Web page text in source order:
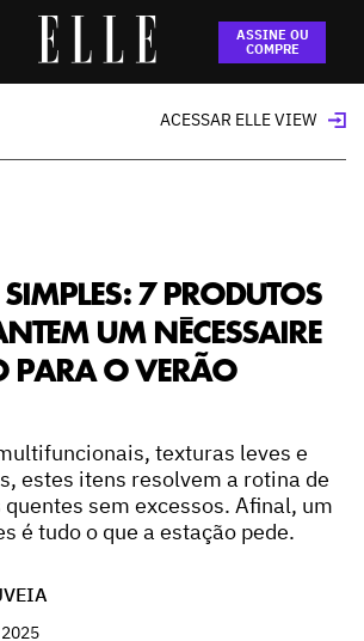
ASSINE OU
COMPRE
simples: 7 produtos que garantem
para o verão
ACESSAR ELLE VIEW
7 PRODUTOS
UM NÉCESSAIRE
PARA O VERÃO
texturas leves e
estes itens resolvem a rotina de
quentes sem excessos. Afinal, um
é tudo o que a estação pede.